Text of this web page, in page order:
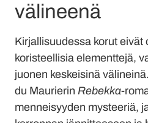
välineenä
Kirjallisuudessa korut eivät
koristeellisia elementtejä,
juonen keskeisinä
du Maurierin Rebekka-
menneisyyden mysteeriä,